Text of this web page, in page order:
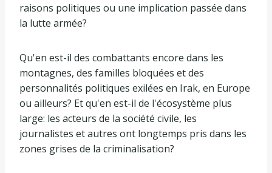
raisons politiques ou une implication passée dans
la lutte armée?
Qu'en est-il des combattants encore dans les
montagnes, des familles bloquées et des
personnalités politiques exilées en Irak, en Europe
ou ailleurs? Et qu'en est-il de l'écosystème plus
large: les acteurs de la société civile, les
journalistes et autres ont longtemps pris dans les
zones grises de la criminalisation?